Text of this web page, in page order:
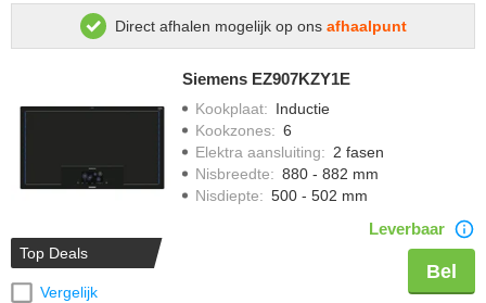
Direct afhalen mogelijk op ons afhaalpunt
Top Deals
Vergelijk
Siemens EZ907KZY1E
Kookplaat: Inductie
Kookzones: 6
Elektra aansluiting: 2 fasen
Nisbreedte: 880 - 882 mm
Nisdiepte: 500 - 502 mm
Leverbaar
Bel